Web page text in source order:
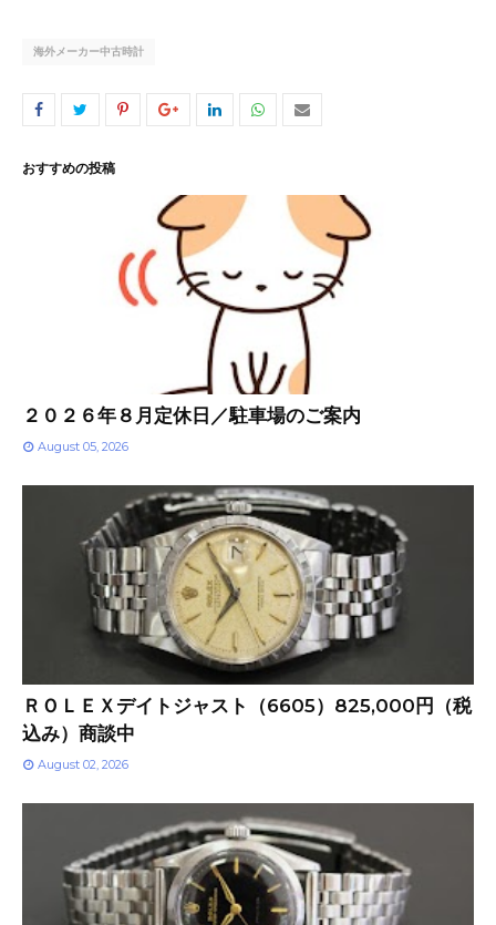
海外メーカー中古時計
おすすめの投稿
２０２６年８月定休日／駐車場のご案内
August 05, 2026
ＲＯＬＥＸデイトジャスト（6605）825,000円（税
込み）商談中
August 02, 2026